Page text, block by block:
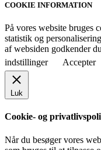
COOKIE INFORMATION
På vores website bruges
statistik og
af websiden godkender
indstillinger
Accepter
Luk
Cookie- og
Når du besøger vores